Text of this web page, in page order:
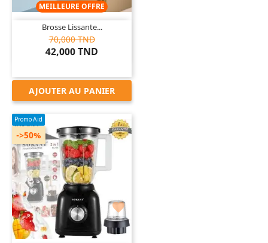
MEILLEURE OFFRE
Brosse Lissante...
70,000 TND
42,000 TND
AJOUTER AU PANIER

Promo Aid
->50%